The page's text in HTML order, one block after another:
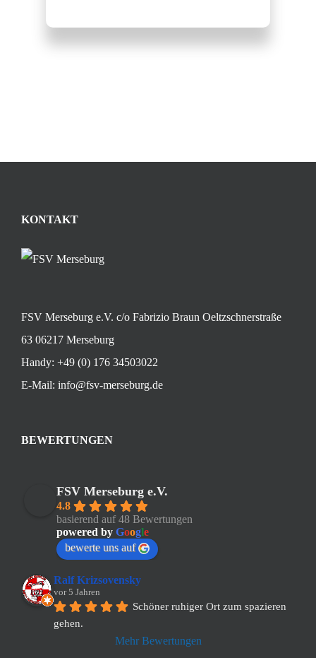
KONTAKT
FSV Merseburg e.V. c/o Fabrizio Braun Oeltzschnerstraße
63 06217 Merseburg
Handy: +49 (0) 176 34503022
E-Mail: info@fsv-merseburg.de
BEWERTUNGEN
FSV Merseburg e.V.
4.8
basierend auf 48 Bewertungen
powered by Google
bewerte uns auf
Ralf Krizsovensky
vor 5 Jahren
Schöner ruhiger Ort zum spazieren
gehen.
Mehr Bewertungen